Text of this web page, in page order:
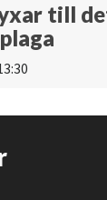
till